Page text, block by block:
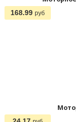
168.99 руб